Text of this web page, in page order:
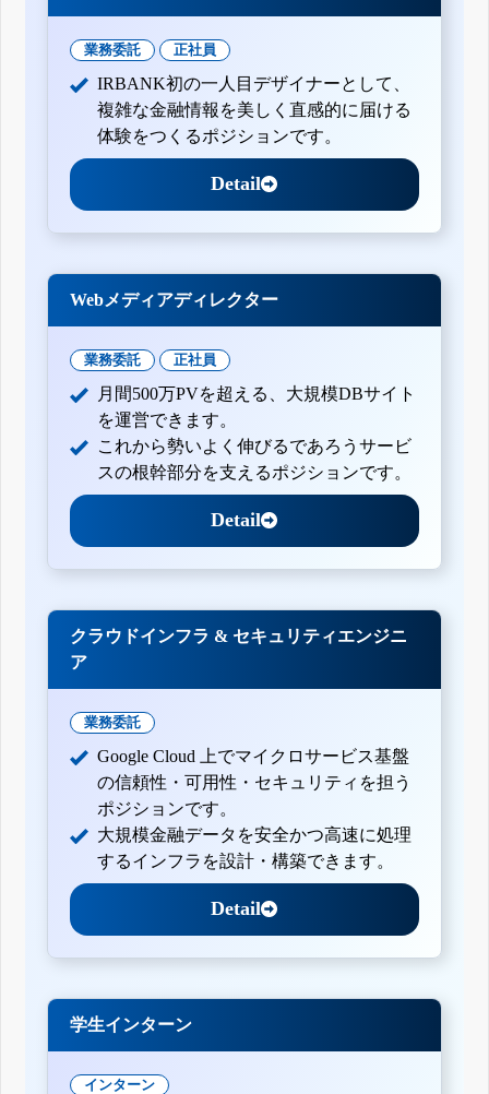
業務委託 正社員
IRBANK初の一人目デザイナーとして、
複雑な金融情報を美しく直感的に届ける
体験をつくるポジションです。
Detail
Webメディアディレクター
業務委託 正社員
月間500万PVを超える、大規模DBサイト
を運営できます。
これから勢いよく伸びるであろうサービ
スの根幹部分を支えるポジションです。
Detail
クラウドインフラ & セキュリティエンジニ
ア
業務委託
Google Cloud 上でマイクロサービス基盤
の信頼性・可用性・セキュリティを担う
ポジションです。
大規模金融データを安全かつ高速に処理
するインフラを設計・構築できます。
Detail
学生インターン
インターン